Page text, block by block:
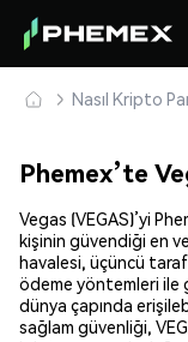
Nasıl Kripto
Phemex’te
Vegas (VEGAS)’yi
kişinin güvendiği en
havalesi, üçüncü
ödeme yöntemleri ile
dünya çapında
sağlam güvenliği,